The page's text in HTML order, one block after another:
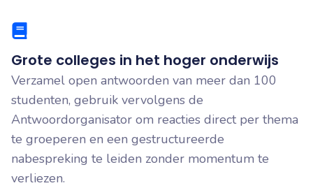
Grote colleges in het hoger onderwijs
Verzamel open antwoorden van meer dan 100
studenten, gebruik vervolgens de
Antwoordorganisator om reacties direct per thema
te groeperen en een gestructureerde
nabespreking te leiden zonder momentum te
verliezen.